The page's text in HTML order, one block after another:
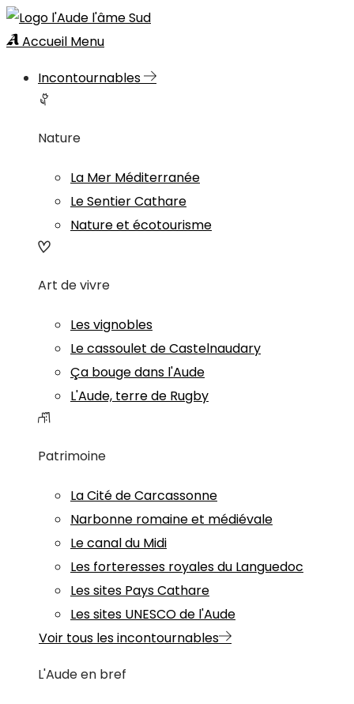
Accueil Menu
Incontournables
Nature
La Mer Méditerranée
Le Sentier Cathare
Nature et écotourisme
Art de vivre
Les vignobles
Le cassoulet de Castelnaudary
Ça bouge dans l'Aude
L'Aude, terre de Rugby
Patrimoine
La Cité de Carcassonne
Narbonne romaine et médiévale
Le canal du Midi
Les forteresses royales du Languedoc
Les sites Pays Cathare
Les sites UNESCO de l'Aude
Voir tous les incontournables
L'Aude en bref